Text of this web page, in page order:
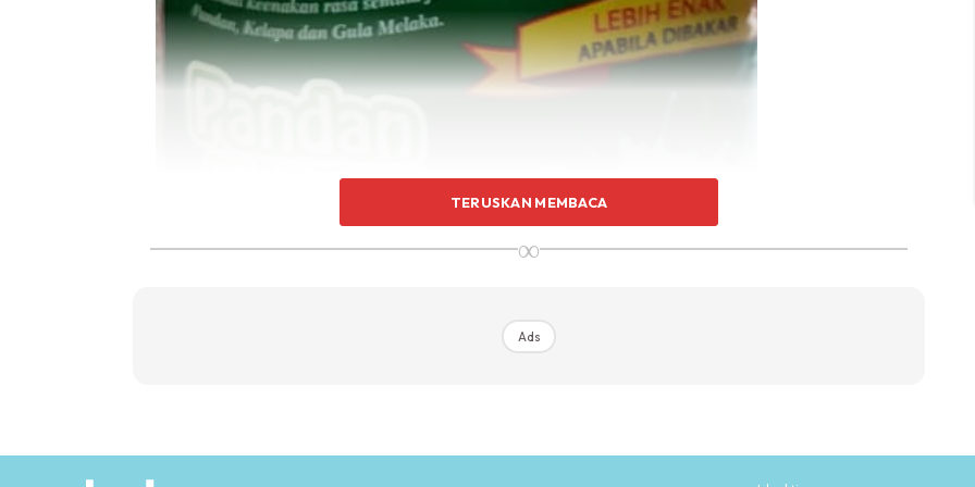
10 keping roti pandan kelapa Gardenia
TERUSKAN MEMBACA
∞
Ads